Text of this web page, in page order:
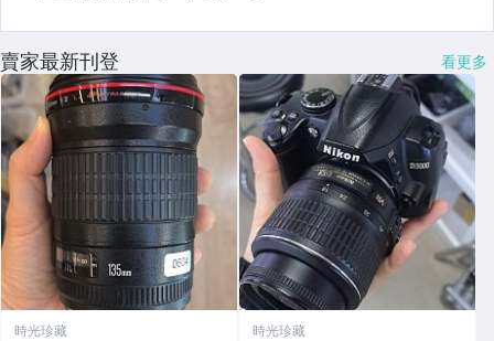
賣家最新刊登 看更多
時光珍藏 時光珍藏